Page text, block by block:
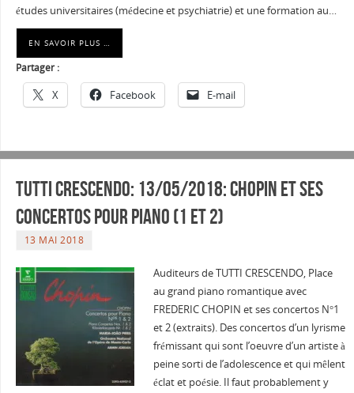
études universitaires (médecine et psychiatrie) et une formation au…
EN SAVOIR PLUS …
Partager :
X Facebook E-mail
Tutti Crescendo: 13/05/2018: CHOPIN et ses
concertos pour piano (1 et 2)
13 MAI 2018
Auditeurs de TUTTI CRESCENDO, Place
au grand piano romantique avec
FREDERIC CHOPIN et ses concertos N°1
et 2 (extraits). Des concertos d’un lyrisme
frémissant qui sont l’oeuvre d’un artiste à
peine sorti de l’adolescence et qui mêlent
éclat et poésie. Il faut probablement y